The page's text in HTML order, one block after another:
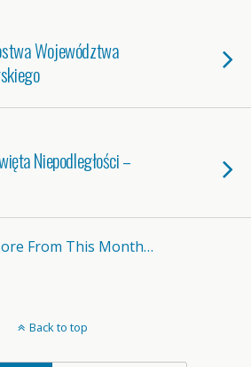
Województwa
Niepodległości –
From This Month…
Back to top